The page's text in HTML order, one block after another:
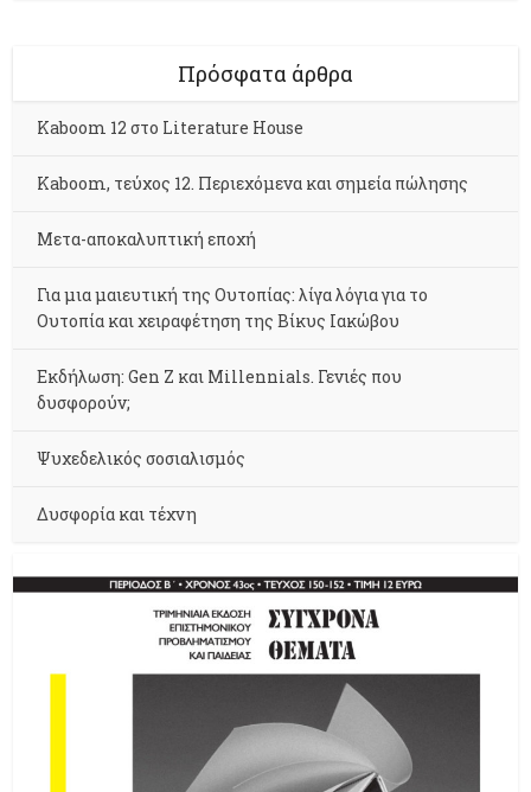
Πρόσφατα άρθρα
Kaboom 12 στο Literature House
Kaboom, τεύχος 12. Περιεχόμενα και σημεία πώλησης
Μετα-αποκαλυπτική εποχή
Για μια μαιευτική της Ουτοπίας: λίγα λόγια για το
Ουτοπία και χειραφέτηση της Βίκυς Ιακώβου
Εκδήλωση: Gen Z και Millennials. Γενιές που
δυσφορούν;
Ψυχεδελικός σοσιαλισμός
Δυσφορία και τέχνη